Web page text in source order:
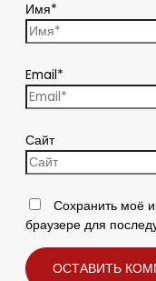
Имя*
Email*
Сайт
Сохранить моё
браузере для